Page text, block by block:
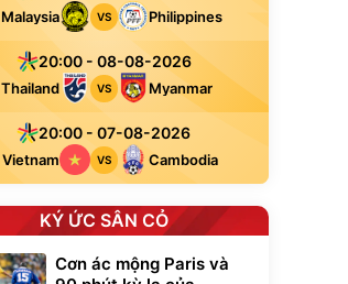
Malaysia VS Philippines
20:00 - 08-08-2026
Thailand VS Myanmar
20:00 - 07-08-2026
Vietnam VS Cambodia
KÝ ỨC SÂN CỎ
Cơn ác mộng Paris và